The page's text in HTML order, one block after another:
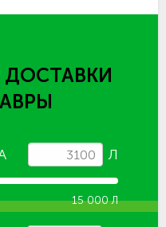
ДОСТАВКИ
Л
15 000 Л